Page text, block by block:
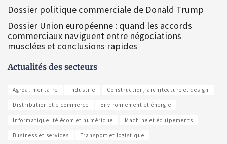
Dossier politique commerciale de Donald Trump
Dossier Union européenne : quand les accords
commerciaux naviguent entre négociations
musclées et conclusions rapides
Actualités des secteurs
Agroalimentaire Industrie Construction, architecture et design
Distribution et e-commerce Environnement et énergie
Informatique, télécom et numérique Machine et équipements
Business et services Transport et logistique